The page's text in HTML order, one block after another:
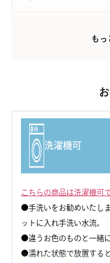
ペールピンク/グレー
身生地：シルク100％ （
原産国
日本製
注意点
もっ
洗濯機可
こちらの商品は洗濯機可で
●手洗いをお勧めいたし
ットに入れ手洗い水流。
●違うお色のものと一緒
●濡れた状態で放置する